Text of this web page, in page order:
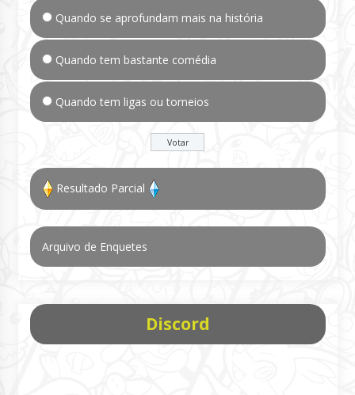
Quando se aprofundam mais na história
Quando tem bastante comédia
Quando tem ligas ou torneios
Resultado Parcial
Arquivo de Enquetes
Discord